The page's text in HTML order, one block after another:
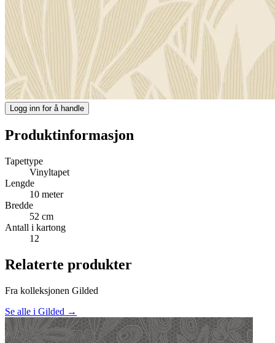
Logg inn for å handle
Produktinformasjon
Tapettype
Vinyltapet
Lengde
10 meter
Bredde
52 cm
Antall i kartong
12
Relaterte produkter
Fra kolleksjonen Gilded
Se alle i Gilded →